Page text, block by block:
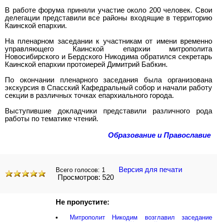
В работе форума приняли участие около 200 человек. Свои
делегации представили все районы входящие в территорию
Каинской епархии.
На пленарном заседании к участникам от имени временно
управляющего Каинской епархии митрополита
Новосибирского и Бердского Никодима обратился секретарь
Каинской епархии протоиерей Димитрий Бабкин.
По окончании пленарного заседания была организована
экскурсия в Спасский Кафедральный собор и начали работу
секции в различных точках епархиального города.
Выступившие докладчики представили различного рода
работы по тематике чтений.
Образование и Православие
Всего голосов: 1
Версия для печати
Просмотров: 520
Не пропустите:
Митрополит Никодим возглавил заседание